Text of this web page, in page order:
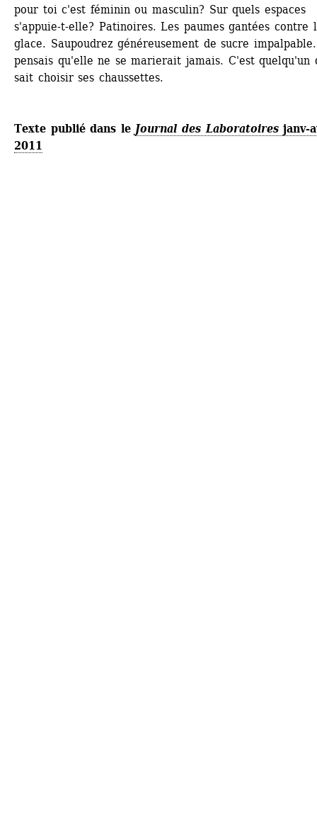
pour toi c'est féminin ou masculin? Sur quels espaces
s'appuie-t-elle? Patinoires. Les paumes gantées contre
glace. Saupoudrez généreusement de sucre
pensais qu'elle ne se marierait jamais. C'est quelqu'un
sait choisir ses chaussettes.
Texte publié dans le Journal des Laboratoiresjanv-
2011